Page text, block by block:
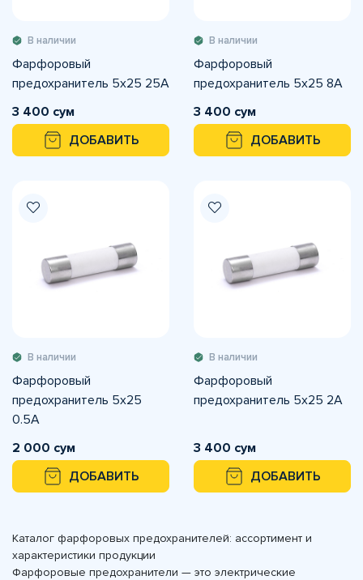
В наличии
Фарфоровый
предохранитель 5x25 25A
3 400 сум
ДОБАВИТЬ
В наличии
Фарфоровый
предохранитель 5x25 8A
3 400 сум
ДОБАВИТЬ
В наличии
Фарфоровый
предохранитель 5x25
0.5A
2 000 сум
ДОБАВИТЬ
В наличии
Фарфоровый
предохранитель 5x25 2A
3 400 сум
ДОБАВИТЬ
Каталог фарфоровых предохранителей: ассортимент и
характеристики продукции
Фарфоровые предохранители — это электрические